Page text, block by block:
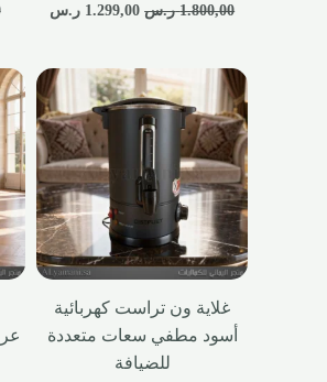
1.800,00 ر.س 1.299,00 ر.س
غلاية ون تراست كهربائية
أسود مطفي سعات متعددة
للضيافة